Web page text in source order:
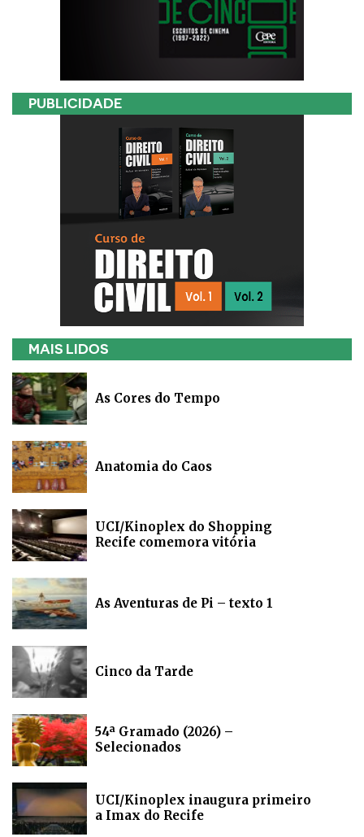
PUBLICIDADE
MAIS LIDOS
As Cores do Tempo
Anatomia do Caos
UCI/Kinoplex do Shopping
Recife comemora vitória
As Aventuras de Pi – texto 1
Cinco da Tarde
54ª Gramado (2026) –
Selecionados
UCI/Kinoplex inaugura primeiro
a Imax do Recife